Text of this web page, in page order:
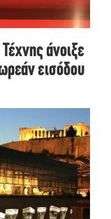
άνοιξε
εισόδου